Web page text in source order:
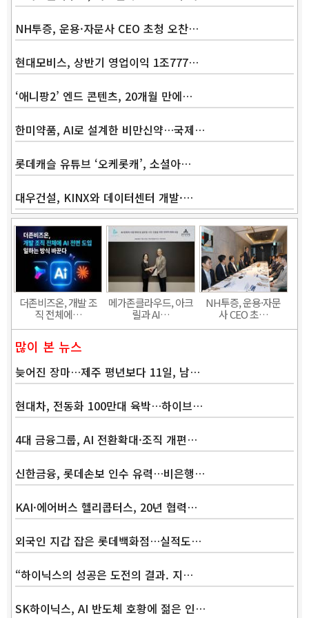
NH투증, 운용·자문사 CEO 초청 오찬…
현대모비스, 상반기 영업이익 1조777…
‘애니팡2’ 엔드 콘텐츠, 20개월 만에…
한미약품, AI로 설계한 비만신약…국제…
롯데캐슬 유튜브 ‘오케롯캐’, 소셜아…
대우건설, KINX와 데이터센터 개발·…
더존비즈온, 개발 조
직 전체에…
메가존클라우드, 아크
릴과 AI…
NH투증, 운용·자문
사 CEO 초…
많이 본 뉴스
늦어진 장마…제주 평년보다 11일, 남…
현대차, 전동화 100만대 육박…하이브…
4대 금융그룹, AI 전환확대·조직 개편…
신한금융, 롯데손보 인수 유력…비은행…
KAI·에어버스 헬리콥터스, 20년 협력…
외국인 지갑 잡은 롯데백화점…실적도…
“하이닉스의 성공은 도전의 결과. 지…
SK하이닉스, AI 반도체 호황에 젊은 인…